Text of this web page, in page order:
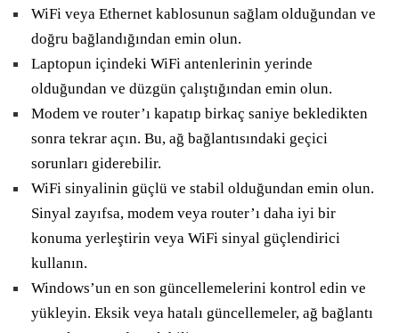
WiFi veya Ethernet kablosunun sağlam olduğundan ve
doğru bağlandığından emin olun.
Laptopun içindeki WiFi antenlerinin yerinde
olduğundan ve düzgün çalıştığından emin olun.
Modem ve router’ı kapatıp birkaç saniye bekledikten
sonra tekrar açın. Bu, ağ bağlantısındaki geçici
sorunları giderebilir.
WiFi sinyalinin güçlü ve stabil olduğundan emin olun.
Sinyal zayıfsa, modem veya router’ı daha iyi bir
konuma yerleştirin veya WiFi sinyal güçlendirici
kullanın.
Windows’un en son güncellemelerini kontrol edin ve
yükleyin. Eksik veya hatalı güncellemeler, ağ bağlantı